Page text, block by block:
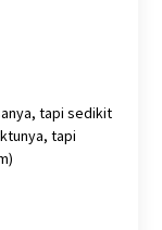
tapi sedikit
tapi